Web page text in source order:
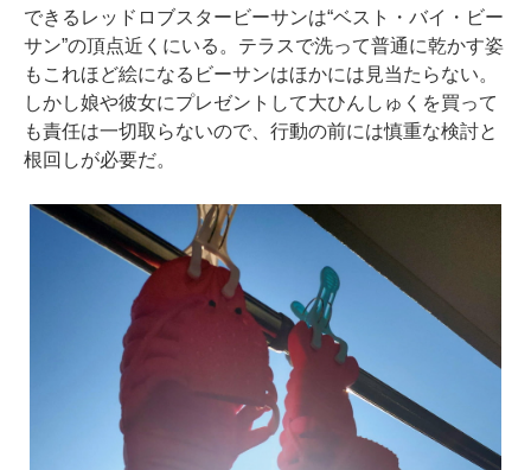
できるレッドロブスタービーサンは“ベスト・バイ・ビー
サン”の頂点近くにいる。テラスで洗って普通に乾かす姿
もこれほど絵になるビーサンはほかには見当たらない。
しかし娘や彼女にプレゼントして大ひんしゅくを買って
も責任は一切取らないので、行動の前には慎重な検討と
根回しが必要だ。